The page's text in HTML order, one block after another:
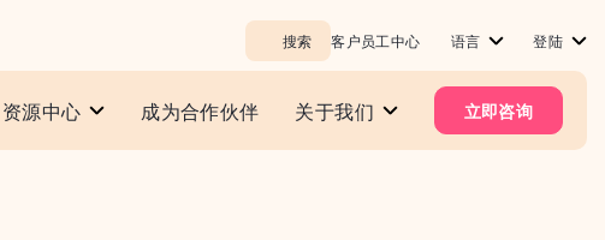
搜索 客户员工中心 语言 登陆
资源中心 成为合作伙伴 关于我们 立即咨询